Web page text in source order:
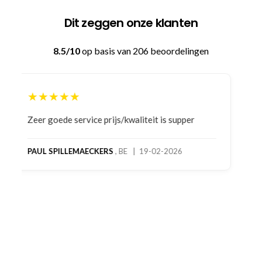
Dit zeggen onze klanten
8.5/10op basis van 206 beoordelingen
★★★★★
Bestelling gedaan vanwege goede prijzen en
bestelling al ontvangen met gifts, waardoor je